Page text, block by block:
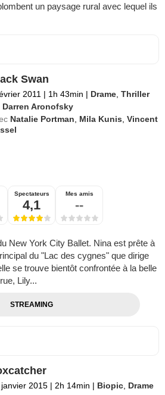
un paysage rural avec lequel ils
Swan
2011 | 1h 43min | Drame ,Thriller
Darren Aronofsky
Natalie Portman Mila Kunis ,Vincent
Spectateurs
4,1
Mes amis
--
New York City Ballet. Nina est prête à
du "Lac des cygnes" que dirige
se trouve bientôt confrontée à la belle
Lily...
STREAMING
2015 | 2h 14min | Biopic, Drame